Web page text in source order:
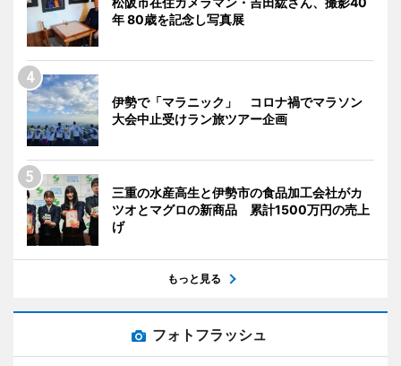
年 80歳を記念し写真展
伊勢で「マラニック」 コロナ禍でマラソン
大会中止受けラン旅ツアー企画
三重の水産高生と伊勢市の食品加工会社がカ
ツオとマグロの新商品 累計1500万円の売上
げ
もっと見る
フォトフラッシュ